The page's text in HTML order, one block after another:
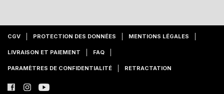
CGV PROTECTION DES DONNÉES MENTIONS LÉGALES
LIVRAISON ET PAIEMENT FAQ
PARAMÈTRES DE CONFIDENTIALITÉ RETRACTATION